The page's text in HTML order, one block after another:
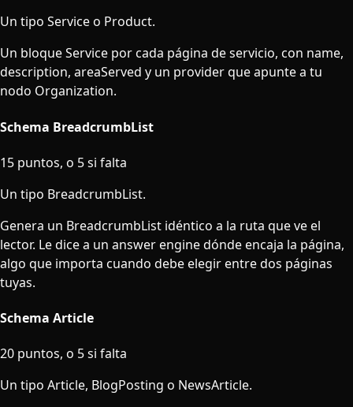
Un tipo Service o Product.
Un bloque Service por cada página de servicio, con name,
description, areaServed y un provider que apunte a tu
nodo Organization.
Schema BreadcrumbList
15 puntos, o 5 si falta
Un tipo BreadcrumbList.
Genera un BreadcrumbList idéntico a la ruta que ve el
lector. Le dice a un answer engine dónde encaja la página,
algo que importa cuando debe elegir entre dos páginas
tuyas.
Schema Article
20 puntos, o 5 si falta
Un tipo Article, BlogPosting o NewsArticle.